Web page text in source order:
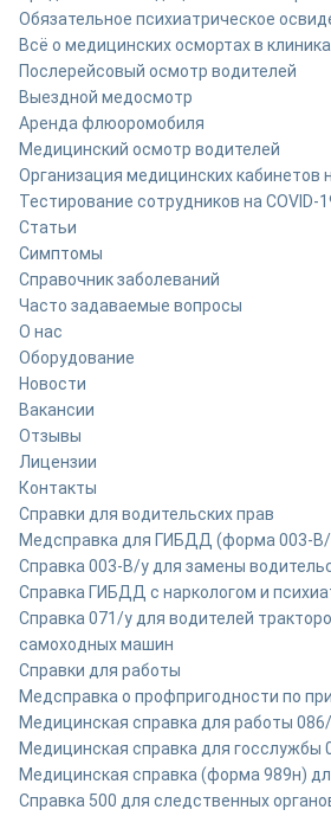
Обязательное психиатрическое
Всё о медицинских осмортах в
Послерейсовый осмотр водителей
Выездной медосмотр
Аренда флюоромобиля
Медицинский осмотр водителей
Организация медицинских кабинетов
Тестирование сотрудников на COVID-
Статьи
Симптомы
Справочник заболеваний
Часто задаваемые вопросы
О нас
Оборудование
Новости
Вакансии
Отзывы
Лицензии
Контакты
Справки для водительских прав
Медсправка для ГИБДД (форма 003-
Справка 003-В/у для замены
Справка ГИБДД с наркологом и
Справка 071/у для водителей
самоходных машин
Справки для работы
Медсправка о профпригодности по
Медицинская справка для работы
Медицинская справка для госслужбы
Медицинская справка (форма 989н)
Справка 500 для следственных